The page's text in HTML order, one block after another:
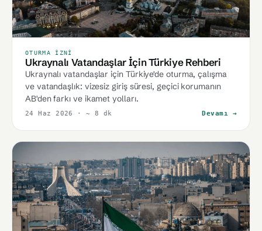
OTURMA İZNI
Ukraynalı Vatandaşlar İçin Türkiye Rehberi
Ukraynalı vatandaşlar için Türkiye'de oturma, çalışma
ve vatandaşlık: vizesiz giriş süresi, geçici korumanın
AB'den farkı ve ikamet yolları.
24 Haz 2026 · ~ 8 dk Devamı →